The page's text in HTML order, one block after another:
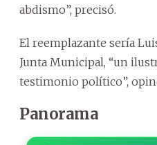
abdismo”, precisó.
El reemplazante sería
Junta Municipal, “un
testimonio político”,
Panorama